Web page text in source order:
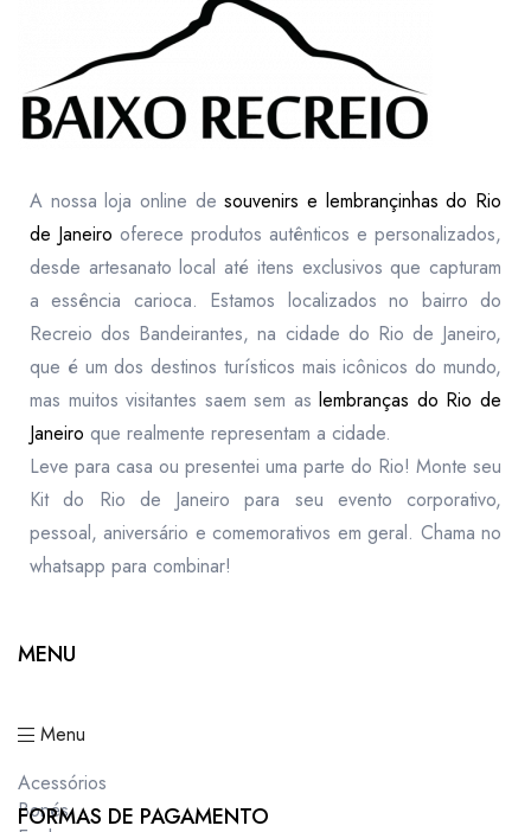
A nossa loja online desouvenirs e lembrançinhas do Rio
de Janeiro oferece produtos autênticos e personalizados,
desde artesanato local até itens exclusivos que capturam
a essência carioca. Estamos localizados no bairro do
Recreio dos Bandeirantes, na cidade do Rio de Janeiro,
que é um dos destinos turísticos mais icônicos do mundo,
mas muitos visitantes saem sem aslembranças do Rio de
Janeiro que realmente representam a cidade.
Leve para casa ou presentei uma parte do Rio! Monte seu
Kit do Rio de Janeiro para seu evento corporativo,
pessoal, aniversário e comemorativos em geral. Chama no
whatsapp para combinar!
MENU
Menu
Acessórios
Bonés
FORMAS DE PAGAMENTO